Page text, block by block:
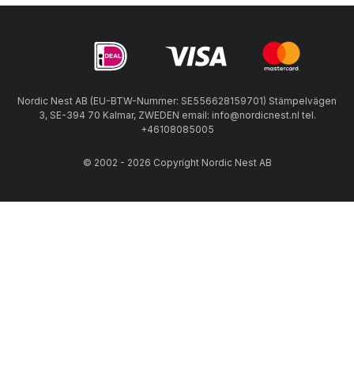
Nordic Nest AB (EU-BTW-Nummer: SE556628159701) Stämpelvägen
3, SE-394 70 Kalmar, ZWEDEN email: info@nordicnest.nl tel.
+46108085005
© 2002 - 2026 Copyright Nordic Nest AB